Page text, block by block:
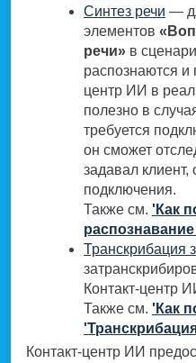
Синтез речи —
элементов
речи» в
распознаются и
центр ИИ в
полезно в
требуется
он сможет
задавал
подключения.
Также см. 'Как
Транскрибация
Контакт-центр
Также см. 'Как
Контакт-центр ИИ